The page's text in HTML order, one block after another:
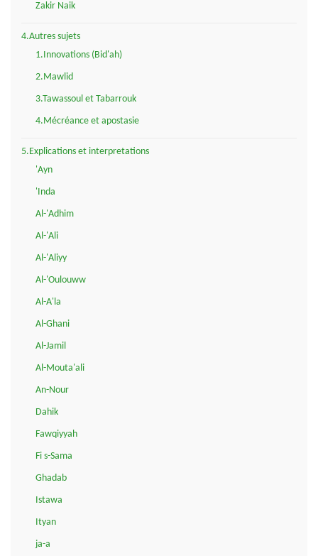
Zakir Naik
4.Autres sujets
1.Innovations (Bid'ah)
2.Mawlid
3.Tawassoul et Tabarrouk
4.Mécréance et apostasie
5.Explications et interpretations
'Ayn
'Inda
Al-'Adhim
Al-'Ali
Al-'Aliyy
Al-'Oulouww
Al-A'la
Al-Ghani
Al-Jamil
Al-Mouta'ali
An-Nour
Dahik
Fawqiyyah
Fi s-Sama
Ghadab
Istawa
Ityan
ja-a